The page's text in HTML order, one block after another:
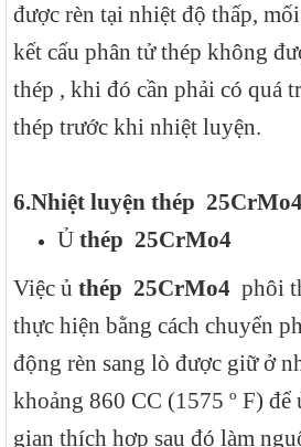
được rèn tại nhiệt độ thấp,
kết cấu phân tử thép không
thép , khi đó cần phải có quá
thép trước khi nhiệt luyện.
6.Nhiệt luyện thép 25CrMo4
Ủ thép 25CrMo4
Việc ủ thép 25CrMo4 phôi
thực hiện bằng cách chuyển
động rèn sang lò được giữ ở
khoảng 860 CC (1575 º F)
gian thích hợp sau đó làm